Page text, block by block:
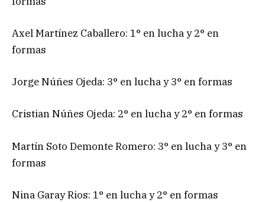
Axel Martínez Caballero: 1° en lucha y 2° en
formas
Jorge Núñes Ojeda: 3° en lucha y 3° en formas
Cristian Núñes Ojeda: 2° en lucha y 2° en formas
Martín Soto Demonte Romero: 3° en lucha y 3° en
formas
Nina Garay Rios: 1° en lucha y 2° en formas